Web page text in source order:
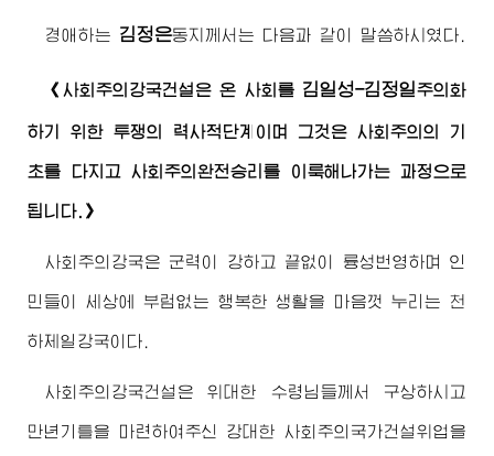
경애하는 김정은동지 께서는 다음과 같이 말씀하시였다.
《사회주의강국건설은 온 사회를 김일성-김정일주의 화
하기 위한 투쟁의 력사적단계이며 그것은 사회주의의 기
초를 다지고 사회주의완전승리를 이룩해나가는 과정으로
됩니다.》
사회주의강국은 군력이 강하고 끝없이 륭성번영하며 인
민들이 세상에 부럼없는 행복한 생활을 마음껏 누리는 천
하제일강국이다.
사회주의강국건설은위대한 수령님 들께서 구상하시고
만년기틀을 마련하여주신 강대한 사회주의국가건설위업을